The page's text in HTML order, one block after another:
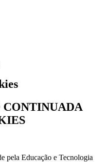
CONTINUADA
pela Educação e Tecnologia